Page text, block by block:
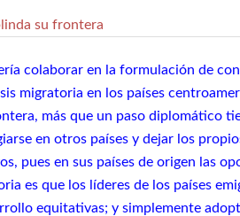
su frontera
colaborar en la formulación de
migratoria en los países
más que un paso diplomático
en otros países y dejar los
pues en sus países de origen las
es que los líderes de los países
equitativas; y simplemente